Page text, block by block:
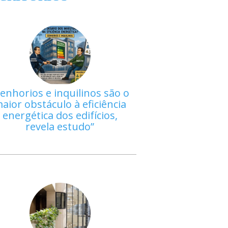
e inquilinos são o
obstáculo à eficiência
energética dos edifícios,
revela estudo